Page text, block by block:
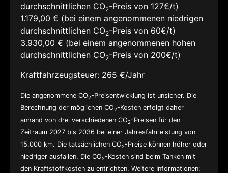
durchschnittlichen CO2-Preis von 127€/t)
1.179,00 € (bei einem angenommenen niedrigen
durchschnittlichen CO2-Preis von 60€/t)
3.930,00 € (bei einem angenommenen hohen
durchschnittlichen CO2-Preis von 200€/t)
Kraftfahrzeugsteuer: 265 €/Jahr
Die angenommene CO2-Preisentwicklung ist unsicher. Die
Berechnung der möglichen CO2-Kosten erfolgt daher
anhand von drei verschiedenen CO2-Preisen für den
Zeitraum 2027 bis 2036 bei einer Jahresfahrleistung von
15.000 km. Die tatsächlichen CO2-Preise können höher oder
niedriger ausfallen. Die CO2-Kosten sind beim Tanken mit
den Kraftstoffkosten zu entrichten. Weitere Informationen: